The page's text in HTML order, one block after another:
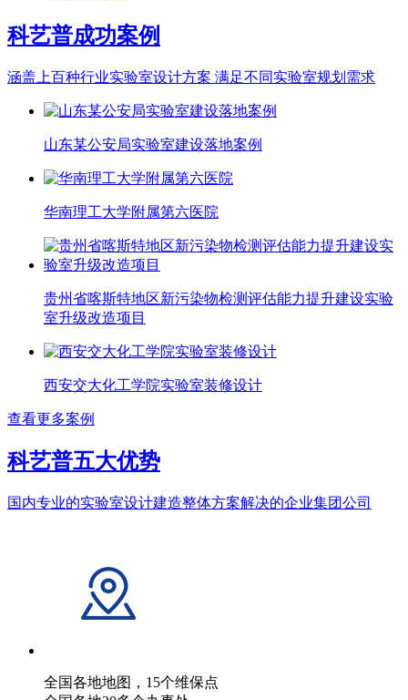
科艺普成功案例
涵盖上百种行业实验室设计方案 满足不同实验室规划需求
山东某公安局实验室建设落地案例
华南理工大学附属第六医院
贵州省喀斯特地区新污染物检测评估能力提升建设实验
室升级改造项目
西安交大化工学院实验室装修设计
查看更多案例
科艺普五大优势
国内专业的实验室设计建造整体方案解决的企业集团公司
全国各地地图，15个维保点